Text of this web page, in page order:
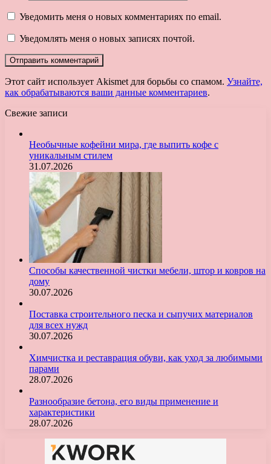
Уведомить меня о новых комментариях по email.
Уведомлять меня о новых записях почтой.
Этот сайт использует Akismet для борьбы со спамом. Узнайте,
как обрабатываются ваши данные комментариев.
Свежие записи
Необычные кофейни мира, где выпить кофе с
уникальным стилем
31.07.2026
Способы качественной чистки мебели, штор и ковров на
дому
30.07.2026
Поставка строительного песка и сыпучих материалов
для всех нужд
30.07.2026
Химчистка и реставрация обуви, как уход за любимыми
парами
28.07.2026
Разнообразие бетона, его виды применение и
характеристики
28.07.2026